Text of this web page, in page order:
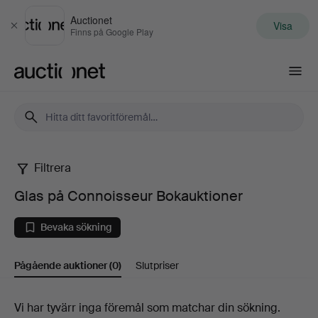
Stäng
Auctionet
Finns på Google Play Visa
Glas
på
Connoisseur
Bokauktioner
Filtrera
Glas på Connoisseur Bokauktioner
Bevaka sökning
Pågående auktioner(0) Slutpriser
Pågående
Vi har tyvärr inga föremål som matchar din sökning.